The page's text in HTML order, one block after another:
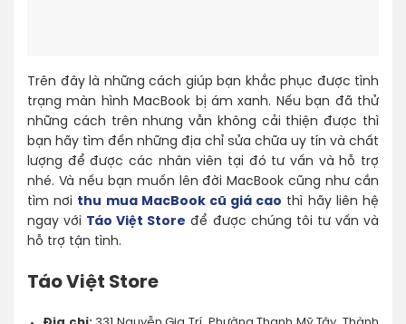
Trên đây là những cách giúp bạn khắc phục được tình
trạng màn hình MacBook bị ám xanh. Nếu bạn đã thử
những cách trên nhưng vẫn không cải thiện được thì
bạn hãy tìm đến những địa chỉ sửa chữa uy tín và chất
lượng để được các nhân viên tại đó tư vấn và hỗ trợ
nhé. Và nếu bạn muốn lên đời MacBook cũng như cần
tìm nơi thu mua MacBook cũ giá cao thì hãy liên hệ
ngay với Táo Việt Store để được chúng tôi tư vấn và
hỗ trợ tận tình.
Táo Việt Store